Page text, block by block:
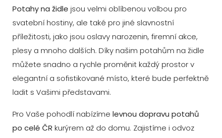
Potahy na židle jsou velmi oblíbenou volbou pro
svatební hostiny, ale také pro jiné slavnostní
příležitosti, jako jsou oslavy narozenin, firemní akce,
plesy a mnoho dalších. Díky našim potahům na židle
můžete snadno a rychle proměnit každý prostor v
elegantní a sofistikované místo, které bude perfektně
ladit s Vašimi představami.
Pro Vaše pohodlí nabízíme levnou dopravu potahů
po celé ČR kurýrem až do domu. Zajistíme i odvoz